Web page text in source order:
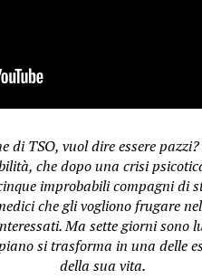
di TSO, vuol dire essere
che dopo una crisi
improbabili compagni di
che gli vogliono frugare
Ma sette giorni sono
si trasforma in una delle
della sua vita.